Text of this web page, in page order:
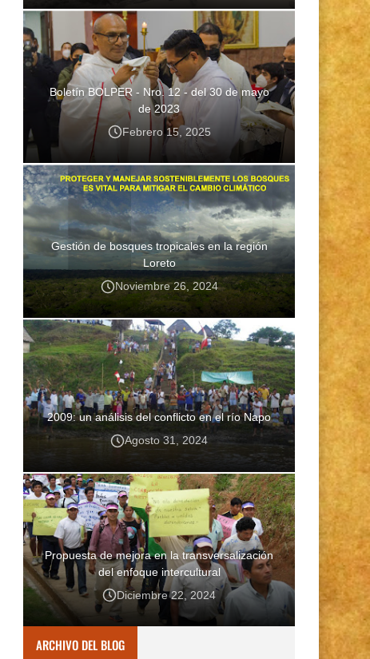
Boletín BOLPER - Nro. 12 - del 30 de mayo
de 2023
Febrero 15, 2025
Gestión de bosques tropicales en la región
Loreto
Noviembre 26, 2024
2009: un análisis del conflicto en el río Napo
Agosto 31, 2024
Propuesta de mejora en la transversalización
del enfoque intercultural
Diciembre 22, 2024
ARCHIVO DEL BLOG